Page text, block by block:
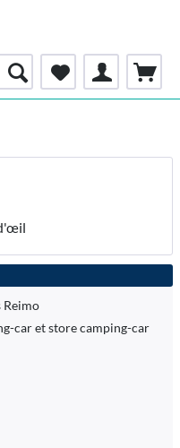
Reimo
car et store camping-car